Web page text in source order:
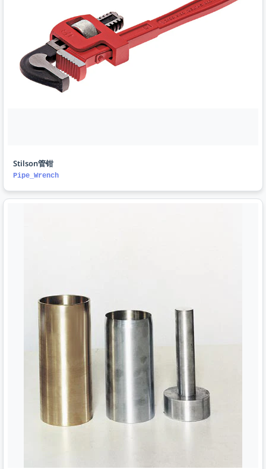
Stilson管钳
Pipe_Wrench